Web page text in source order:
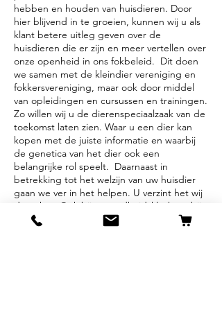
hebben en houden van huisdieren. Door
hier blijvend in te groeien, kunnen wij u als
klant betere uitleg geven over de
huisdieren die er zijn en meer vertellen over
onze openheid in ons fokbeleid. Dit doen
we samen met de kleindier vereniging en
fokkersvereniging, maar ook door middel
van opleidingen en cursussen en trainingen.
Zo willen wij u de dierenspeciaalzaak van de
toekomst laten zien. Waar u een dier kan
kopen met de juiste informatie en waarbij
de genetica van het dier ook een
belangrijke rol speelt. Daarnaast in
betrekking tot het welzijn van uw huisdier
gaan we ver in het helpen. U verzint het wij
doen het. Ook bij gezondheidsklachten bij
uw huisdier kunnen wij in samenwerking